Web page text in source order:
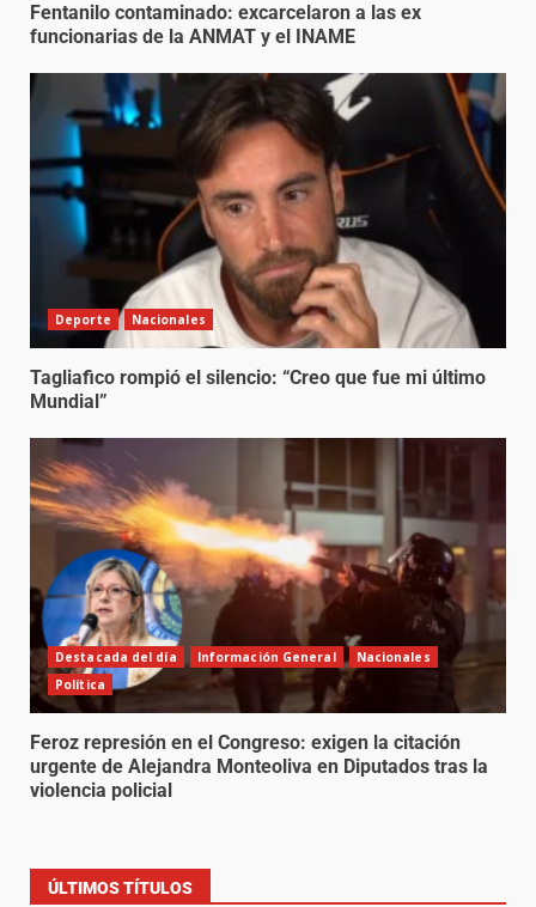
Fentanilo contaminado: excarcelaron a las ex
funcionarias de la ANMAT y el INAME
Deporte Nacionales
Tagliafico rompió el silencio: “Creo que fue mi último
Mundial”
Destacada del día Información General
Nacionales
Política
Feroz represión en el Congreso: exigen la citación
urgente de Alejandra Monteoliva en Diputados tras la
violencia policial
ÚLTIMOS TÍTULOS